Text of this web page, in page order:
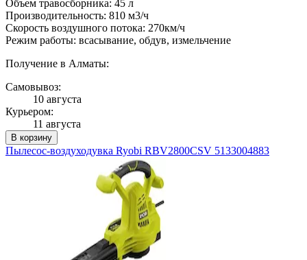
Объем травосборника: 45 л
Производительность: 810 м3/ч
Скорость воздушного потока: 270км/ч
Режим работы: всасывание, обдув, измельчение
Получение в Алматы:
Самовывоз:
10 августа
Курьером:
11 августа
В корзину
Пылесос-воздуходувка Ryobi RBV2800CSV 5133004883